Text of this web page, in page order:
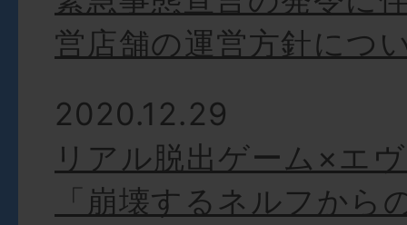
営店舗の運営方針につ
2020.12.29
リアル脱出ゲーム×エ
「崩壊するネルフから